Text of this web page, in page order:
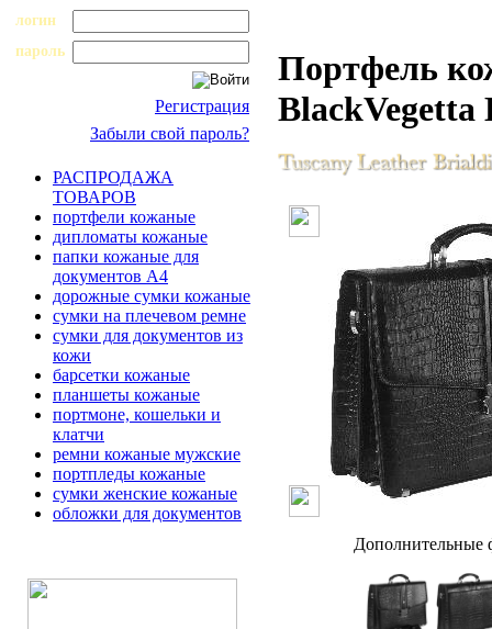
логин
пароль
Регистрация
Забыли свой пароль?
РАСПРОДАЖА
ТОВАРОВ
портфели кожаные
дипломаты кожаные
папки кожаные для
документов А4
дорожные сумки кожаные
сумки на плечевом ремне
сумки для документов из
кожи
барсетки кожаные
планшеты кожаные
портмоне, кошельки и
клатчи
ремни кожаные мужские
портпледы кожаные
сумки женские кожаные
обложки для документов
Портфель
Дополнительные